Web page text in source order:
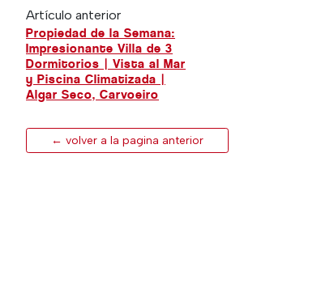
Artículo anterior
Propiedad de la Semana:
Impresionante Villa de 3
Dormitorios | Vista al Mar
y Piscina Climatizada |
Algar Seco, Carvoeiro
← volver a la pagina anterior